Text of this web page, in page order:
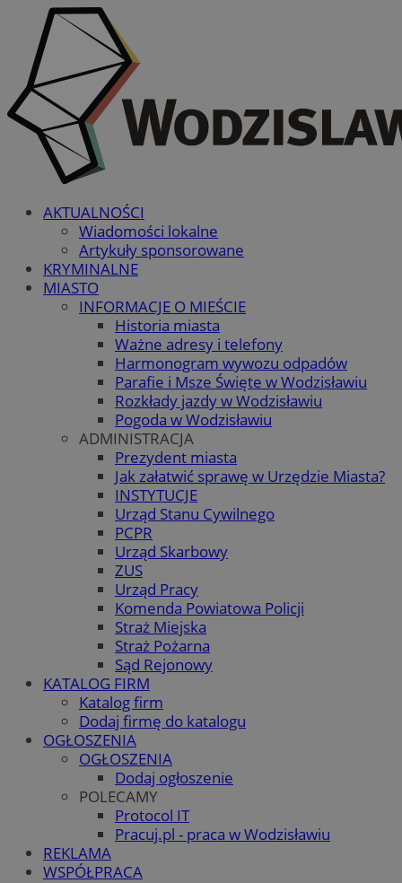
AKTUALNOŚCI
Wiadomości lokalne
Artykuły sponsorowane
KRYMINALNE
MIASTO
INFORMACJE O MIEŚCIE
Historia miasta
Ważne adresy i telefony
Harmonogram wywozu odpadów
Parafie i Msze Święte w Wodzisławiu
Rozkłady jazdy w Wodzisławiu
Pogoda w Wodzisławiu
ADMINISTRACJA
Prezydent miasta
Jak załatwić sprawę w Urzędzie Miasta?
INSTYTUCJE
Urząd Stanu Cywilnego
PCPR
Urząd Skarbowy
ZUS
Urząd Pracy
Komenda Powiatowa Policji
Straż Miejska
Straż Pożarna
Sąd Rejonowy
KATALOG FIRM
Katalog firm
Dodaj firmę do katalogu
OGŁOSZENIA
OGŁOSZENIA
Dodaj ogłoszenie
POLECAMY
Protocol IT
Pracuj.pl - praca w Wodzisławiu
REKLAMA
WSPÓŁPRACA